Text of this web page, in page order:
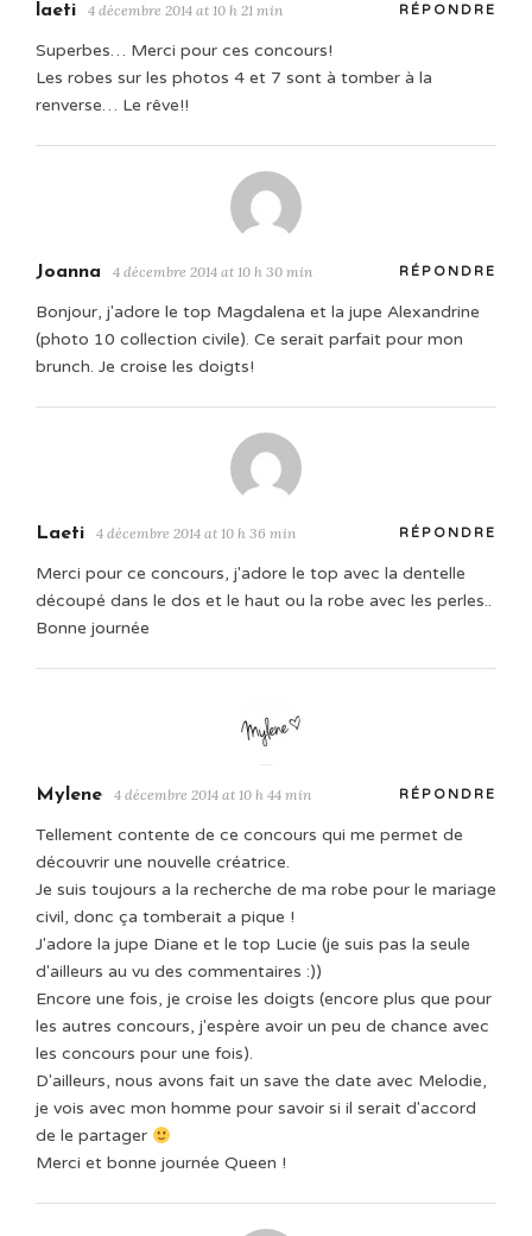
laeti 4 décembre 2014 at 10 h 21 min RÉPONDRE
Superbes… Merci pour ces concours!
Les robes sur les photos 4 et 7 sont à tomber à la
renverse… Le rêve!!
Joanna 4 décembre 2014 at 10 h 30 min RÉPONDRE
Bonjour, j'adore le top Magdalena et la jupe Alexandrine
(photo 10 collection civile). Ce serait parfait pour mon
brunch. Je croise les doigts!
Laeti 4 décembre 2014 at 10 h 36 min RÉPONDRE
Merci pour ce concours, j'adore le top avec la dentelle
découpé dans le dos et le haut ou la robe avec les perles..
Bonne journée
Mylene 4 décembre 2014 at 10 h 44 min RÉPONDRE
Tellement contente de ce concours qui me permet de
découvrir une nouvelle créatrice.
Je suis toujours a la recherche de ma robe pour le mariage
civil, donc ça tomberait a pique !
J'adore la jupe Diane et le top Lucie (je suis pas la seule
d'ailleurs au vu des commentaires :))
Encore une fois, je croise les doigts (encore plus que pour
les autres concours, j'espère avoir un peu de chance avec
les concours pour une fois).
D'ailleurs, nous avons fait un save the date avec Melodie,
je vois avec mon homme pour savoir si il serait d'accord
de le partager
Merci et bonne journée Queen !